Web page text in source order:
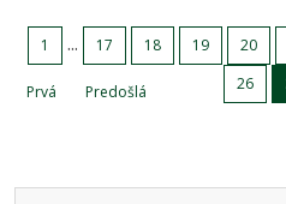
1 ...
Prvá Predošlá
17 18 19 20
26